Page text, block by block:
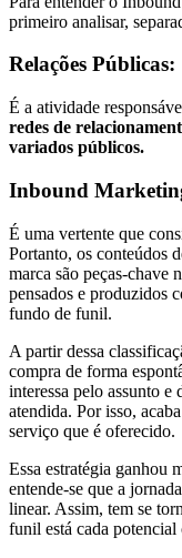
primeiro analisar,
Relações Públicas:
É a atividade
redes de
variados públicos.
Inbound
É uma vertente que
Portanto, os conteúdos
marca são peças-chave
pensados e produzidos
fundo de funil.
A partir dessa
compra de forma
interessa pelo assunto e
atendida. Por isso,
serviço que é oferecido.
Essa estratégia ganhou
entende-se que a
linear. Assim, tem se
funil está cada potencial